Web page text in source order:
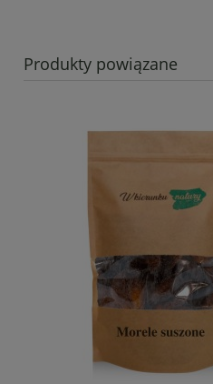
Produkty powiązane